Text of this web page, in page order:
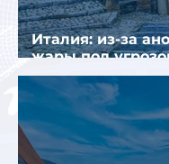
Италия: из-за
жары под
крупнейших